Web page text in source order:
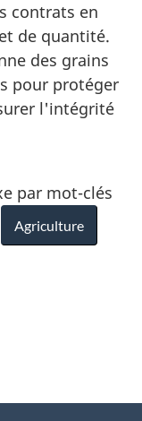
contrats en
de quantité.
des grains
pour protéger
l'intégrité
par mot-clés
Agriculture